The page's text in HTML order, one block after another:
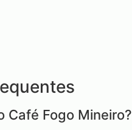
Café Fogo Mineiro?